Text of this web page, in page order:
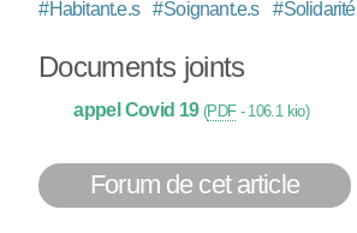
#Habitant.e.s #Soignant.e.s #Solidarité
Documents joints
appel Covid 19 (PDF- 106.1 kio)
Forum de cet article